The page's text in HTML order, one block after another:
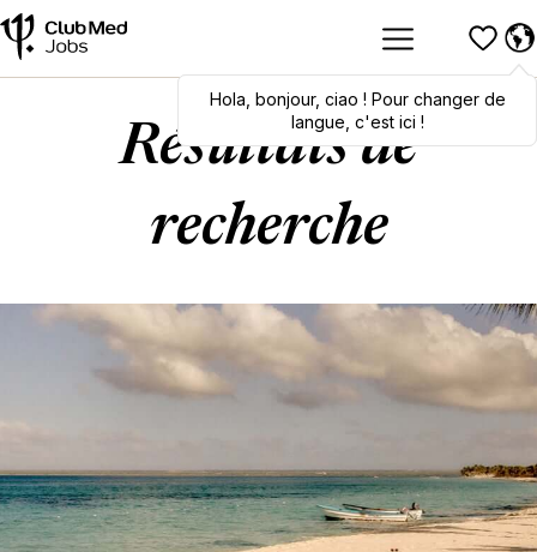
Hola,bonjour,ciao! To switch
languages, click here!
Hola bonjour, ciao ! Pour changer de
langue, c'est ici !
Résultats de
recherche